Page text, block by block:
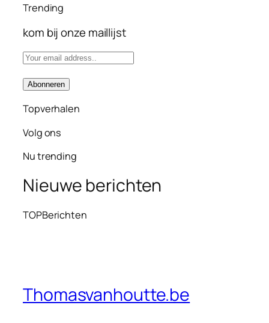
Trending
kom bij onze maillijst
Topverhalen
Volg ons
Nu trending
Nieuwe berichten
TOPBerichten
Thomasvanhoutte.be